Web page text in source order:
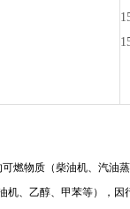
燃物质（柴油机、汽油
机、乙醇、甲苯等），因